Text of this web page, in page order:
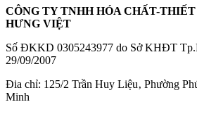
CÔNG TY TNHH HÓA CHẤT-
HƯNG VIỆT
Số ĐKKD 0305243977 do Sở KHĐT
29/09/2007
Đia chỉ: 125/2 Trần Huy Liệu‚ Phường
Minh